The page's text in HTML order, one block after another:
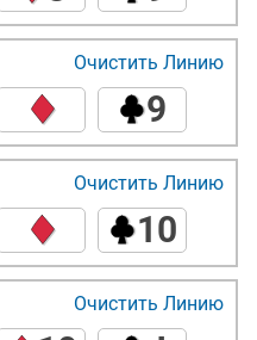
9
Очистить Линию
10
Очистить Линию
Очистить Линию